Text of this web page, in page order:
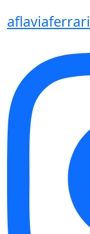
aflaviaferrari